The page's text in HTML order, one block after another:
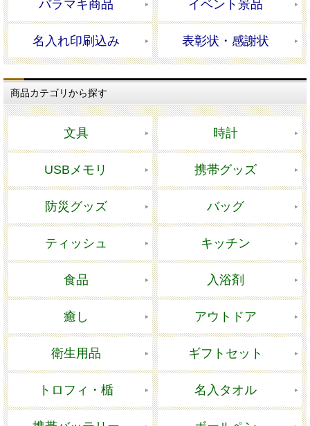
バラマキ商品 イベント景品
名入れ印刷込み 表彰状・感謝状
商品カテゴリから探す
文具 時計
USBメモリ 携帯グッズ
防災グッズ バッグ
ティッシュ キッチン
食品 入浴剤
癒し アウトドア
衛生用品 ギフトセット
トロフィ・楯 名入タオル